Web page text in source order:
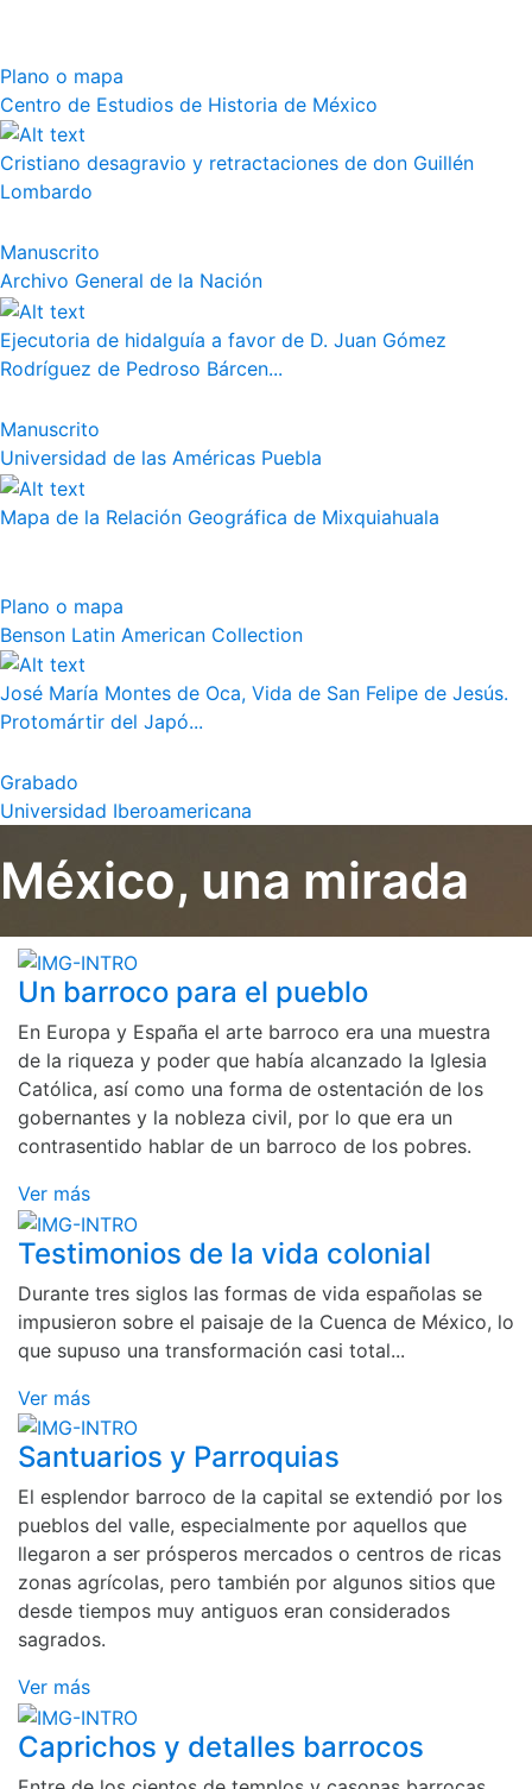
Plano o mapa
Centro de Estudios de Historia de México
Cristiano desagravio y retractaciones de don Guillén
Lombardo
Manuscrito
Archivo General de la Nación
Ejecutoria de hidalguía a favor de D. Juan Gómez
Rodríguez de Pedroso Bárcen...
Manuscrito
Universidad de las Américas Puebla
Mapa de la Relación Geográfica de Mixquiahuala
Plano o mapa
Benson Latin American Collection
José María Montes de Oca, Vida de San Felipe de Jesús.
Protomártir del Japó...
Grabado
Universidad Iberoamericana
México, una mirada
Un barroco para el pueblo
En Europa y España el arte barroco era una muestra
de la riqueza y poder que había alcanzado la Iglesia
Católica, así como una forma de ostentación de los
gobernantes y la nobleza civil, por lo que era un
contrasentido hablar de un barroco de los pobres.
Ver más
Testimonios de la vida colonial
Durante tres siglos las formas de vida españolas se
impusieron sobre el paisaje de la Cuenca de México, lo
que supuso una transformación casi total...
Ver más
Santuarios y Parroquias
El esplendor barroco de la capital se extendió por los
pueblos del valle, especialmente por aquellos que
llegaron a ser prósperos mercados o centros de ricas
zonas agrícolas, pero también por algunos sitios que
desde tiempos muy antiguos eran considerados
sagrados.
Ver más
Caprichos y detalles barrocos